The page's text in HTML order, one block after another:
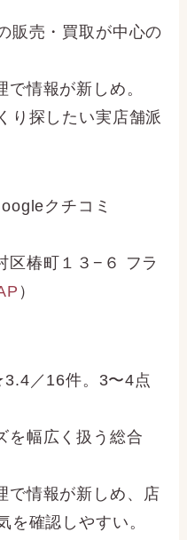
販売・買取が中心の
で情報が新しめ。
り探したい実店舗派
クチコミ
区椿町１３−６ フラ
）
／16件。3〜4点
を幅広く扱う総合
で情報が新しめ、店
を確認しやすい。